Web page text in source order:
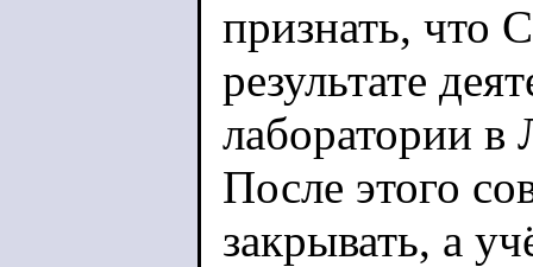
признать, что
результате
лаборатории в
После этого
закрывать, а